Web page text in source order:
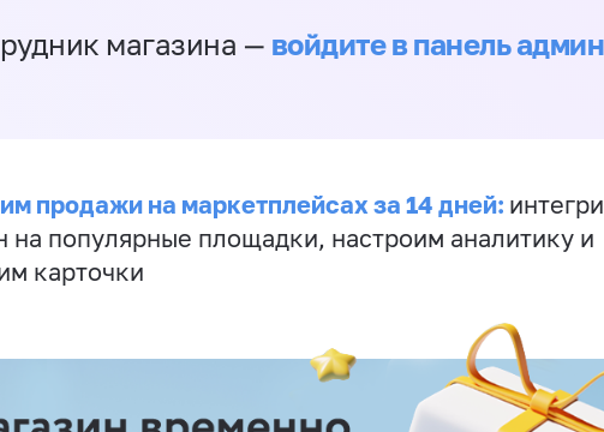
магазина — войдите в панель
продажи на маркетплейсах за 14 дней:
на популярные площадки, настроим аналитику и
карточки